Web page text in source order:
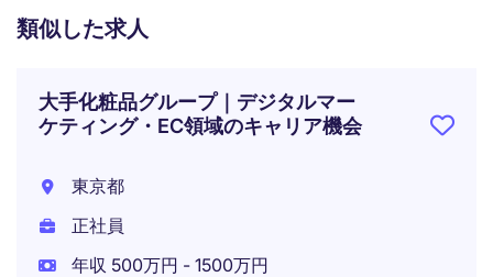
類似した求人
大手化粧品グループ｜デジタルマー
ケティング・EC領域のキャリア機会
東京都
正社員
年収 500万円 - 1500万円